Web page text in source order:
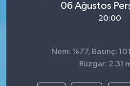
06 Ağustos
20:00
Nem: %77, Basınç:
Rüzgar: 2.31